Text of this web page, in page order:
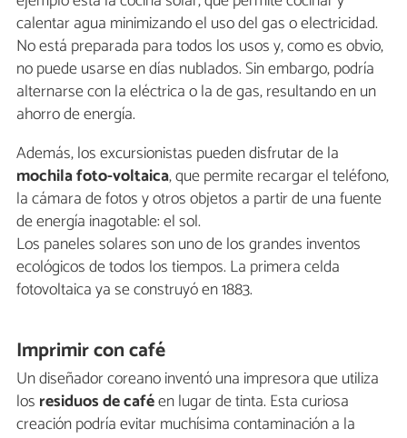
calentar agua minimizando el uso del gas o electricidad.
No está preparada para todos los usos y, como es obvio,
no puede usarse en días nublados. Sin embargo, podría
alternarse con la eléctrica o la de gas, resultando en un
ahorro de energía.
Además, los excursionistas pueden disfrutar de la
mochila foto-voltaica, que permite recargar el teléfono,
la cámara de fotos y otros objetos a partir de una fuente
de energía inagotable: el sol.
Los paneles solares son uno de los grandes inventos
ecológicos de todos los tiempos. La primera celda
fotovoltaica ya se construyó en 1883.
Imprimir con café
Un diseñador coreano inventó una impresora que utiliza
los residuos de caféen lugar de tinta. Esta curiosa
creación podría evitar muchísima contaminación a la